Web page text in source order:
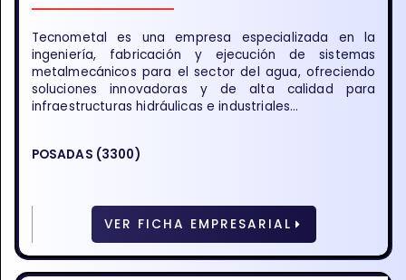
Tecnometal es una empresa especializada en la
ingeniería, fabricación y ejecución de sistemas
metalmecánicos para el sector del agua, ofreciendo
soluciones innovadoras y de alta calidad para
infraestructuras hidráulicas e industriales...
POSADAS (3300)
VER FICHA EMPRESARIAL